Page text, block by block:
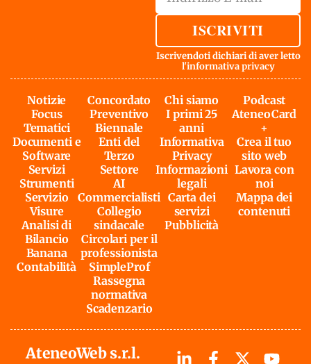
ISCRIVITI
Iscrivendoti dichiari di aver letto
l'informativa privacy
Notizie
Focus
Tematici
Documenti e
Software
Servizi
Strumenti
Servizio
Visure
Analisi di
Bilancio
Banana
Contabilità
Concordato
Preventivo
Biennale
Enti del
Terzo
Settore
AI
Commercialisti
Collegio
sindacale
Circolari per il
professionista
SimpleProf
Rassegna
normativa
Scadenzario
Chi siamo
I primi 25
anni
Informativa
Privacy
Informazioni
legali
Carta dei
servizi
Pubblicità
Podcast
AteneoCard
+
Crea il tuo
sito web
Lavora con
noi
Mappa dei
contenuti
AteneoWeb s.r.l.